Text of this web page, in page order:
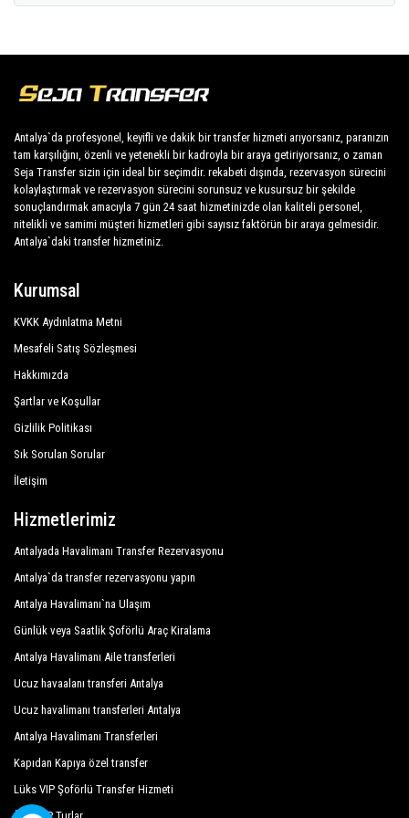
minibüsler, 1 ila 54 kişilik gereksinimleri karşılar.
araçlar, kontrol ve sanitasyon öncelikli olmak üzere
kendi periyodik değerlendirmelerimize tabi tutulur.
Atak Suit Hotel
Atlas Hotel
Aydoğar Hotel
Aysev Hotel
Azak Beach Hotel
Azur Resort Spa Hotel
Balık Hotel
Banana Beach Hotel
Best Alanya Hotel
Best Beach Hotel
Blue Camelot Beach Hotel
Big Blue Sky Hotel Suites
Blue Star Hotel
Bora Bora Hotel
Boulevard Hotel
Campus Hill Hotel
Antalya`da profesyonel, keyifli ve dakik bir transfer hizmeti arıyorsanız, paranızın
tam karşılığını, özenli ve yetenekli bir kadroyla bir araya getiriyorsanız, o zaman
Seja Transfer sizin için ideal bir seçimdir. rekabeti dışında, rezervasyon sürecini
kolaylaştırmak ve rezervasyon sürecini sorunsuz ve kusursuz bir şekilde
sonuçlandırmak amacıyla 7 gün 24 saat hizmetinizde olan kaliteli personel,
nitelikli ve samimi müşteri hizmetleri gibi sayısız faktörün bir araya gelmesidir.
Antalya`daki transfer hizmetiniz.
Kurumsal
KVKK Aydınlatma Metni
Mesafeli Satış Sözleşmesi
Hakkımızda
Şartlar ve Koşullar
Gizlilik Politikası
Sık Sorulan Sorular
İletişim
Hizmetlerimiz
Antalyada Havalimanı Transfer Rezervasyonu
Antalya`da transfer rezervasyonu yapın
Antalya Havalimanı`na Ulaşım
Günlük veya Saatlik Şoförlü Araç Kiralama
Antalya Havalimanı Aile transferleri
Ucuz havaalanı transferi Antalya
Ucuz havalimanı transferleri Antalya
Antalya Havalimanı Transferleri
Kapıdan Kapıya özel transfer
Lüks VIP Şoförlü Transfer Hizmeti